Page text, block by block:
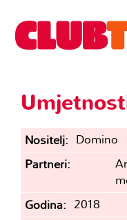
Nositelj
Domino
Partneri
Godina
2018